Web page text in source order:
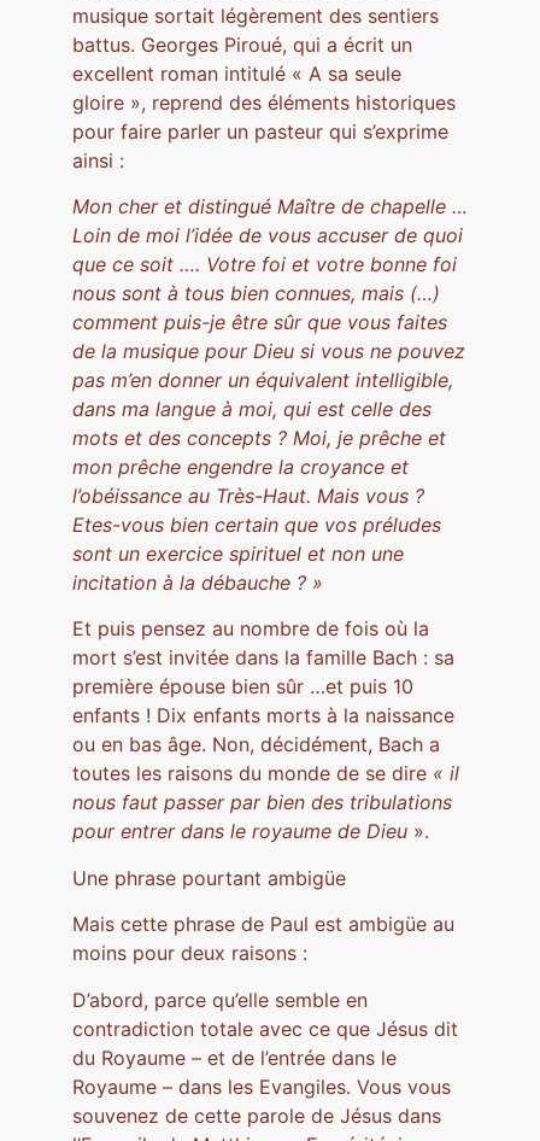
musique sortait légèrement des sentiers
battus. Georges Piroué, qui a écrit un
excellent roman intitulé « A sa seule
gloire », reprend des éléments historiques
pour faire parler un pasteur qui s’exprime
ainsi :
Mon cher et distingué Maître de chapelle …
Loin de moi l’idée de vous accuser de quoi
que ce soit …. Votre foi et votre bonne foi
nous sont à tous bien connues, mais (…)
comment puis-je être sûr que vous faites
de la musique pour Dieu si vous ne pouvez
pas m’en donner un équivalent intelligible,
dans ma langue à moi, qui est celle des
mots et des concepts ? Moi, je prêche et
mon prêche engendre la croyance et
l’obéissance au Très-Haut. Mais vous ?
Etes-vous bien certain que vos préludes
sont un exercice spirituel et non une
incitation à la débauche ? »
Et puis pensez au nombre de fois où la
mort s’est invitée dans la famille Bach : sa
première épouse bien sûr …et puis 10
enfants ! Dix enfants morts à la naissance
ou en bas âge. Non, décidément, Bach a
toutes les raisons du monde de se dire « il
nous faut passer par bien des tribulations
pour entrer dans le royaume de Dieu ».
Une phrase pourtant ambigüe
Mais cette phrase de Paul est ambigüe au
moins pour deux raisons :
D’abord, parce qu’elle semble en
contradiction totale avec ce que Jésus dit
du Royaume – et de l’entrée dans le
Royaume – dans les Evangiles. Vous vous
souvenez de cette parole de Jésus dans